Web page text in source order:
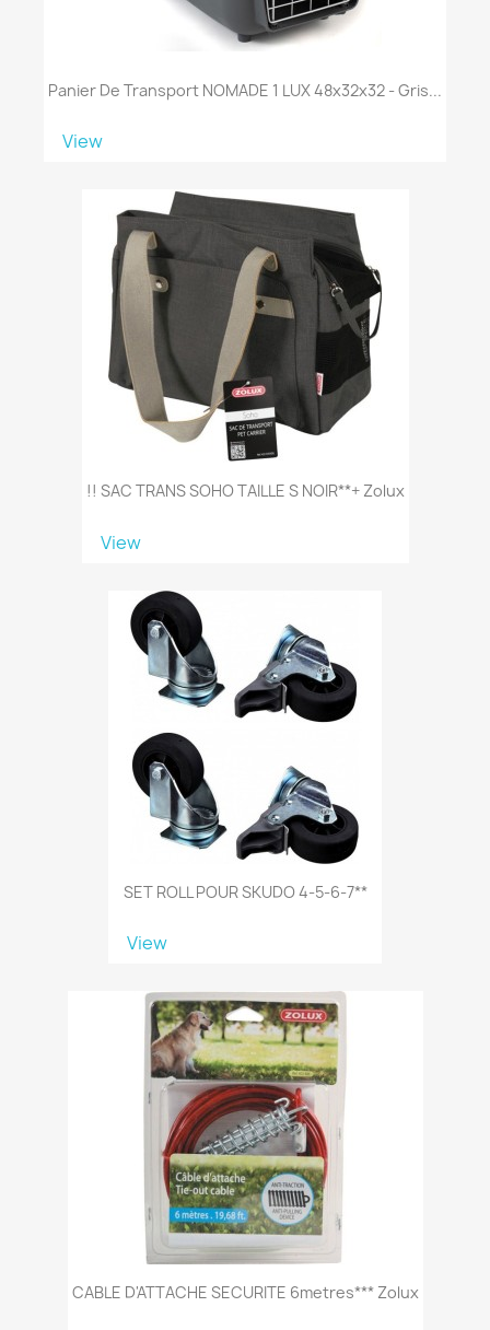
Panier De Transport NOMADE 1 LUX 48x32x32 - Gris...
View
!! SAC TRANS SOHO TAILLE S NOIR**+ Zolux
View
SET ROLL POUR SKUDO 4-5-6-7**
View
CABLE D'ATTACHE SECURITE 6metres*** Zolux